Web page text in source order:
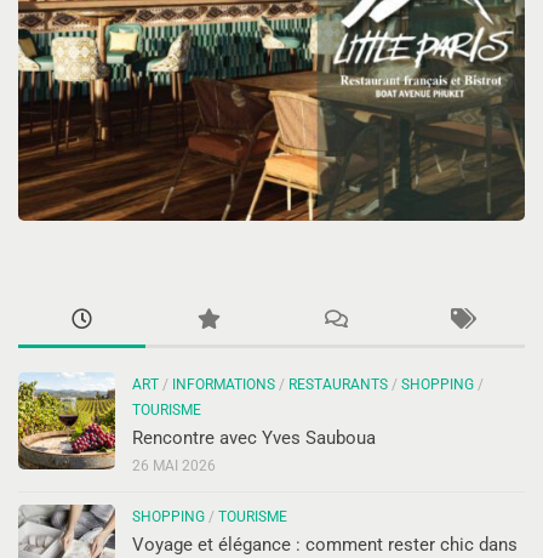
ART / INFORMATIONS / RESTAURANTS / SHOPPING /
TOURISME
Rencontre avec Yves Sauboua
26 MAI 2026
SHOPPING / TOURISME
Voyage et élégance : comment rester chic dans